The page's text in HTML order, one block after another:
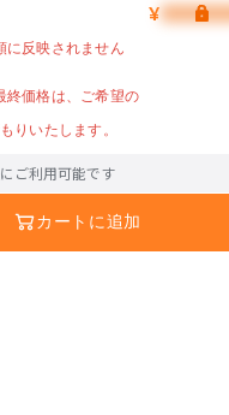
¥
に反映されません
終価格は、ご希望の
りいたします。
ご利用可能です
カートに追加